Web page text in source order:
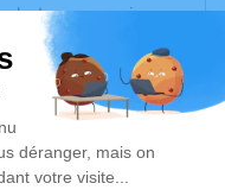
souvenirs,
à travers des
est un lieu
de Pierre
hommage est